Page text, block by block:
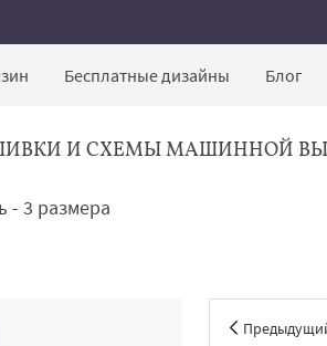
Бесплатные дизайны Блог
И СХЕМЫ МАШИННОЙ
3 размера